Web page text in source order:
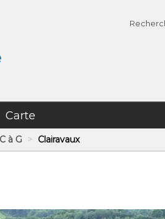
Carte
à G > Clairavaux